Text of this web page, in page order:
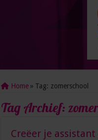
Home » Tag: zomerschool
Tag Archief:
Creëer je